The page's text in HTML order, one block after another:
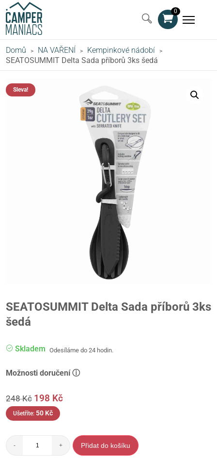
0
Domů > NA VAŘENÍ > Kempinkové nádobí >
SEATOSUMMIT Delta Sada příborů 3ks šedá
Sleva!
SEATOSUMMIT Delta Sada příborů 3ks
šedá
Skladem Odesíláme do 24 hodin.
Možnosti doručení ⓘ
248Kč 198 Kč
Ušetříte: 50 Kč
- + Přidat do košíku